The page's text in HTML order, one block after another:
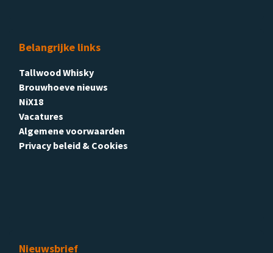
Belangrijke links
Tallwood Whisky
Brouwhoeve nieuws
NiX18
Vacatures
Algemene voorwaarden
Privacy beleid & Cookies
Nieuwsbrief